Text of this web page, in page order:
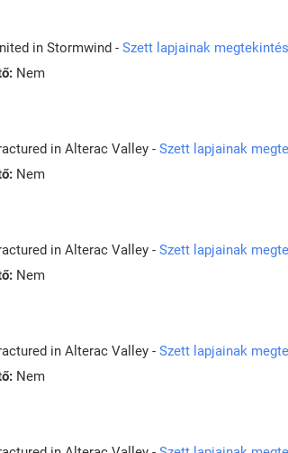
in Stormwind - Szett lapjainak
Nem
in Alterac Valley - Szett lapjainak
Nem
in Alterac Valley - Szett lapjainak
Nem
in Alterac Valley - Szett lapjainak
Nem